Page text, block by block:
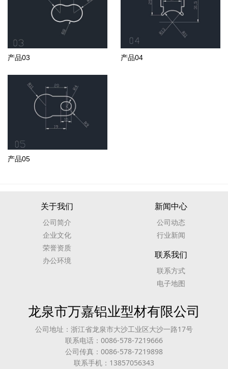
产品03 产品04
产品05
关于我们
公司简介
企业文化
荣誉资质
办公环境
新闻中心
公司动态
行业新闻
联系我们
联系方式
电子地图
龙泉市万嘉铝业型材有限公司
公司地址：浙江省龙泉市大沙工业区大沙一路17号
联系电话：0086-578-7219666
公司传真：0086-578-7219898
联系手机：13857056343